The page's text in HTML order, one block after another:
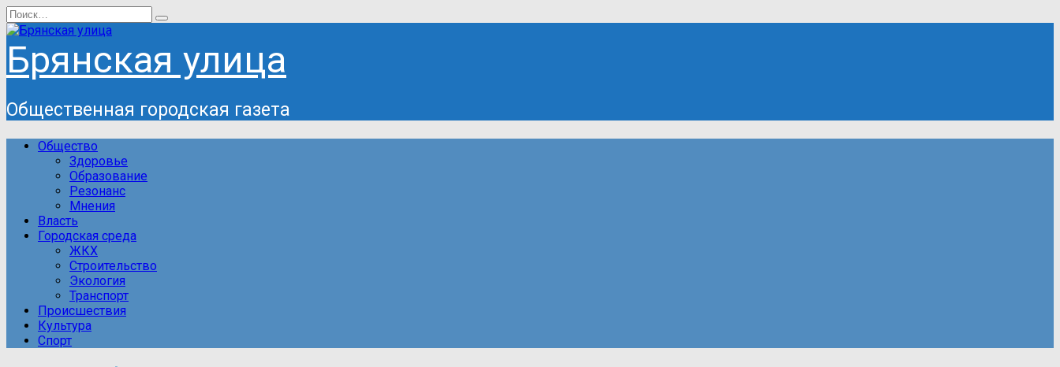
Перейти
к
содержанию
Search
for:
Брянская улица
Общественная городская газета
Общество
Здоровье
Образование
Резонанс
Мнения
Власть
Городская среда
ЖКХ
Строительство
Экология
Транспорт
Происшествия
Культура
Спорт